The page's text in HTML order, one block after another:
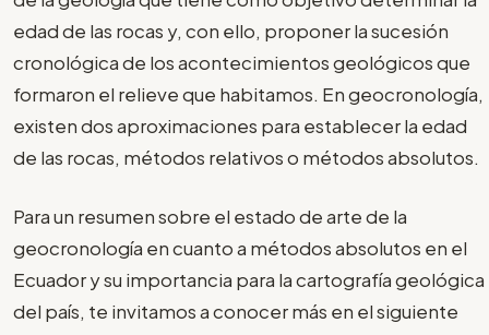
edad de las rocas y, con ello, proponer la sucesión
cronológica de los acontecimientos geológicos que
formaron el relieve que habitamos. En geocronología,
existen dos aproximaciones para establecer la edad
de las rocas, métodos relativos o métodos absolutos.
Para un resumen sobre el estado de arte de la
geocronología en cuanto a métodos absolutos en el
Ecuador y su importancia para la cartografía geológica
del país, te invitamos a conocer más en el siguiente